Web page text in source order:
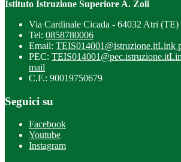
Istituto Istruzione Superiore A. Zoli
Via Cardinale Cicada - 64032 Atri (TE)
Tel: 0858780006
Email: TEIS014001@istruzione.itLink
PEC: TEIS014001@pec.istruzione.it
mail
C.F.: 90019750679
Seguici su
Facebook
Youtube
Instagram